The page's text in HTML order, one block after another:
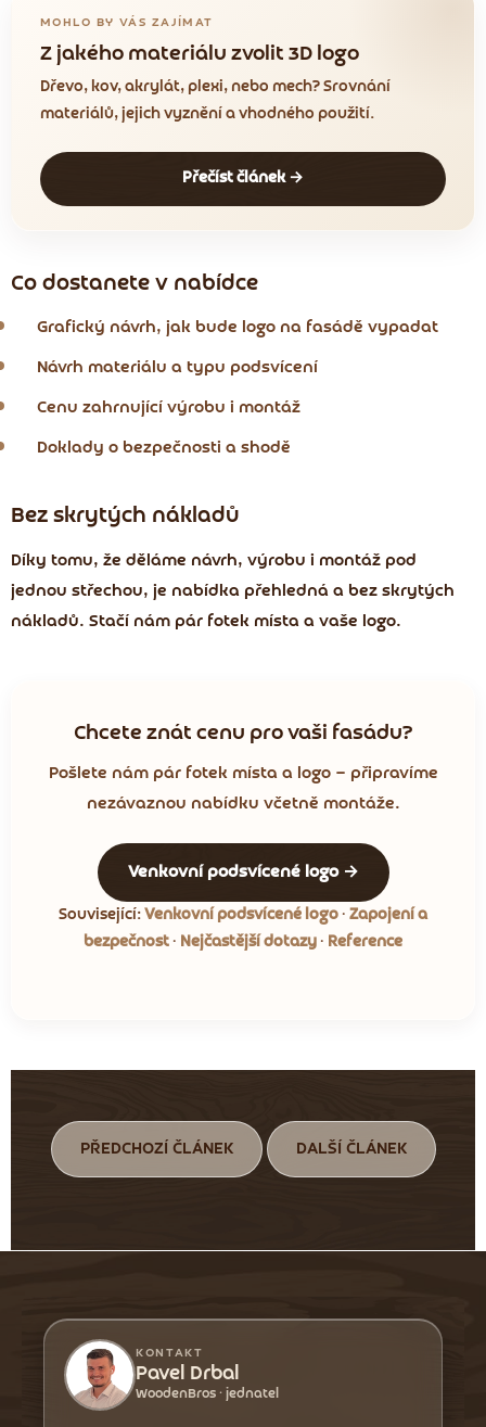
MOHLO BY VÁS ZAJÍMAT
Z jakého materiálu zvolit 3D logo
Dřevo, kov, akrylát, plexi, nebo mech? Srovnání
materiálů, jejich vyznění a vhodného použití.
Přečíst článek →
Co dostanete v nabídce
Grafický návrh, jak bude logo na fasádě vypadat
Návrh materiálu a typu podsvícení
Cenu zahrnující výrobu i montáž
Doklady o bezpečnosti a shodě
Bez skrytých nákladů
Díky tomu, že děláme návrh, výrobu i montáž pod
jednou střechou, je nabídka přehledná a bez skrytých
nákladů. Stačí nám pár fotek místa a vaše logo.
Chcete znát cenu pro vaši fasádu?
Pošlete nám pár fotek místa a logo — připravíme
nezávaznou nabídku včetně montáže.
Venkovní podsvícené logo →
Související: Venkovní podsvícené logo · Zapojení a
bezpečnost · Nejčastější dotazy · Reference
PŘEDCHOZÍ ČLÁNEK DALŠÍ ČLÁNEK
KONTAKT
Pavel Drbal
WoodenBros · jednatel